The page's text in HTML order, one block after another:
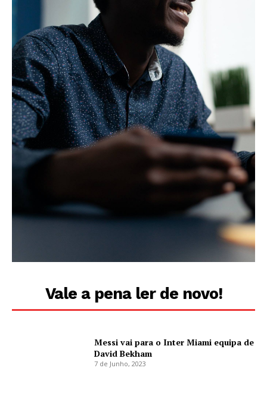
Vale a pena ler de novo!
Messi vai para o Inter Miami equipa de
David Bekham
7 de Junho, 2023